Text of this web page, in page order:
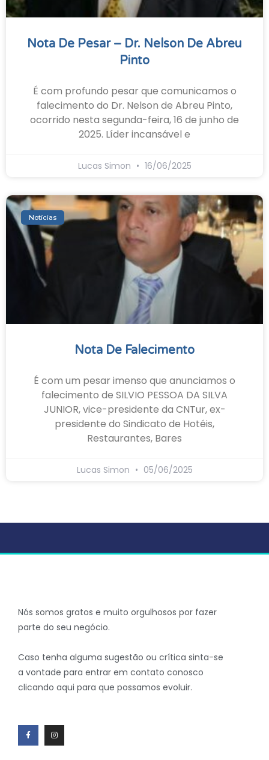
Nota De Pesar – Dr. Nelson De Abreu
Pinto
É com profundo pesar que comunicamos o
falecimento do Dr. Nelson de Abreu Pinto,
ocorrido nesta segunda-feira, 16 de junho de
2025. Líder incansável e
Lucas Simon 16/06/2025
Notícias
Nota De Falecimento
É com um pesar imenso que anunciamos o
falecimento de SILVIO PESSOA DA SILVA
JUNIOR, vice-presidente da CNTur, ex-
presidente do Sindicato de Hotéis,
Restaurantes, Bares
Lucas Simon 05/06/2025
Nós somos gratos e muito orgulhosos por fazer
parte do seu negócio.
Caso tenha alguma sugestão ou crítica sinta-se
a vontade para entrar em contato conosco
clicando aqui para que possamos evoluir.